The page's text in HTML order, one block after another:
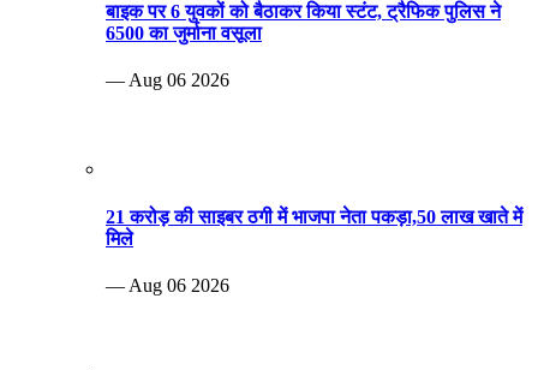
बाइक पर 6 युवकों को बैठाकर किया स्टंट, ट्रैफिक पुलिस ने
6500 का जुर्माना वसूला
— Aug 06 2026
21 करोड़ की साइबर ठगी में भाजपा नेता पकड़ा,50 लाख खाते में
मिले
— Aug 06 2026